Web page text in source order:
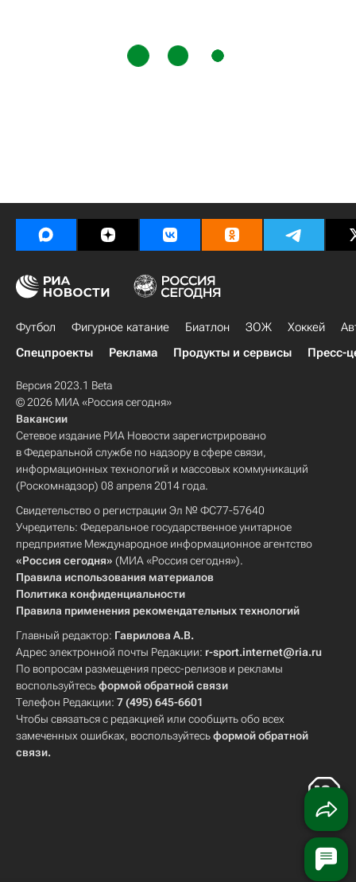
Футбол Фигурное катание Биатлон ЗОЖ Хоккей
Спецпроекты
Реклама Продукты и сервисы Пресс-
Версия 2023.1 Beta
© 2026 МИА «Россия сегодня»
Вакансии
Сетевое издание РИА Новости зарегистрировано
в Федеральной службе по надзору в сфере связи,
информационных технологий и массовых коммуникаций
(Роскомнадзор) 08 апреля 2014 года.
Свидетельство о регистрации Эл № ФС77-57640
Учредитель: Федеральное государственное унитарное
предприятие Международное информационное агентство
«Россия сегодня» (МИА «Россия сегодня»).
Правила использования материалов
Политика конфиденциальности
Правила применения рекомендательных технологий
Главный редактор: Гаврилова А.В.
Адрес электронной почты Редакции: r-sport.internet@ria.ru
По вопросам размещения пресс-релизов и рекламы
воспользуйтесьформой обратной связи
Телефон Редакции: 7 (495) 645-6601
Чтобы связаться с редакцией или сообщить обо всех
замеченных ошибках, воспользуйтесьформой обратной
связи.